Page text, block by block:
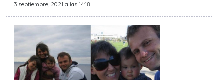
3 septiembre, 2021 a las 14:18